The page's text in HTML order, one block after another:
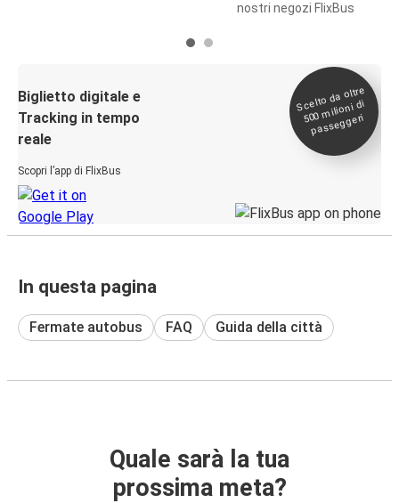
nostri negozi FlixBus
Biglietto digitale e
Tracking in tempo
reale
Scopri l’app di FlixBus
Scelto da oltre
500
milioni di
passeggeri
In questa pagina
Fermate autobus FAQ Guida della città
Quale sarà la tua
prossima meta?